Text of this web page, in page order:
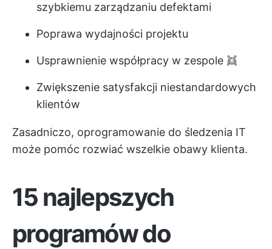
szybkiemu zarządzaniu defektami
Poprawa wydajności projektu
Usprawnienie współpracy w zespole 👯
Zwiększenie satysfakcji niestandardowych
klientów
Zasadniczo, oprogramowanie do śledzenia IT
może pomóc rozwiać wszelkie obawy klienta.
15 najlepszych
programów do